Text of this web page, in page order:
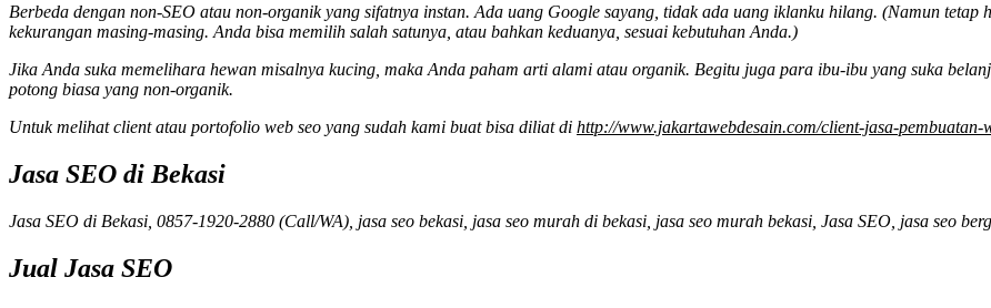
Berbeda dengan non-SEO atau non-organik yang sifatnya instan. Ada uang Google sayang, tidak ada uang iklanku hilang. (Namun
kekurangan masing-masing. Anda bisa memilih salah satunya, atau bahkan keduanya, sesuai kebutuhan Anda.)
Jika Anda suka memelihara hewan misalnya kucing, maka Anda paham arti alami atau organik. Begitu juga para ibu-ibu yang suka
potong biasa yang non-organik.
Untuk melihat client atau portofolio web seo yang sudah kami buat bisa diliat di http://www.jakartawebdesain.com/client-jasa-pembuatan-
Jasa SEO di Bekasi
Jasa SEO di Bekasi, 0857-1920-2880 (Call/WA), jasa seo bekasi, jasa seo murah di bekasi, jasa seo murah bekasi, Jasa SEO, jasa seo
Jual Jasa SEO